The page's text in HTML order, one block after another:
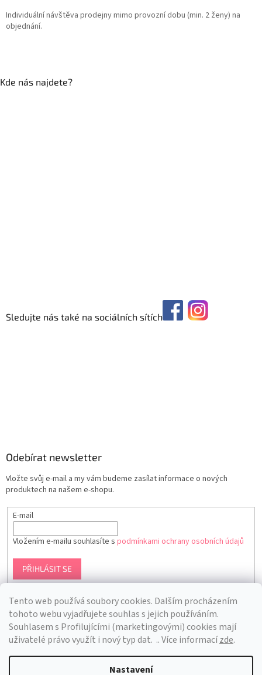
Tento web používá soubory cookies. Dalším procházením
tohoto webu vyjadřujete souhlas s jejich používáním.
Souhlasem s Profilujícími (marketingovými) cookies mají
uživatelé právo využít i nový typ dat. .. Více informacízde.
Nastavení
Individuální návštěva prodejny mimo provozní dobu (min. 2 ženy) na
objednání.
Kde nás najdete?
Sledujte nás také na sociálních sítích
Odebírat newsletter
Vložte svůj e-mail a my vám budeme zasílat informace o nových
produktech na našem e-shopu.
E-mail
Vložením e-mailu souhlasíte s podmínkami ochrany osobních údajů
PŘIHLÁSIT SE
Vytvořil Shoptet